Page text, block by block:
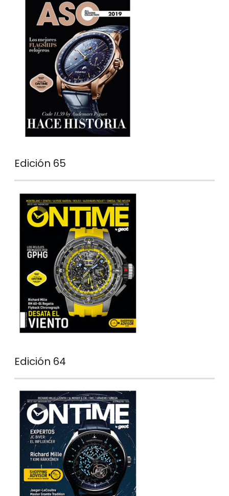
Edición 65
Edición 64